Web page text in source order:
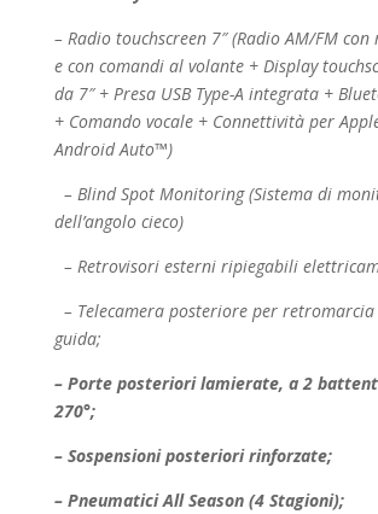
– Radio touchscreen 7″ (Radio AM/FM con
e con comandi al volante + Display
da 7″ + Presa USB Type-A integrata +
+Comando vocale + Connettività per
Android Auto™)
– Blind Spot Monitoring (Sistema di
dell’angolo cieco)
– Retrovisori esterni ripiegabili
– Telecamera posteriore per retromarcia
guida;
– Porte posteriori lamierate, a 2
270°;
– Sospensioni posteriori rinforzate;
– Pneumatici All Season (4 Stagioni);